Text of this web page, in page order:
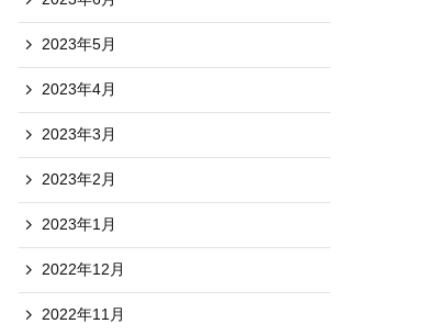
2023年5月
2023年4月
2023年3月
2023年2月
2023年1月
2022年12月
2022年11月